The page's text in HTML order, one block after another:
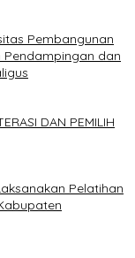
Pembangunan
dan
DAN PEMILIH
Pelatihan